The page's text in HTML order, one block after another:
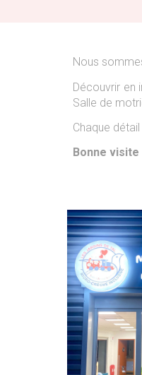
Nous
Découvrir en
Salle de
Chaque
Bonne visite